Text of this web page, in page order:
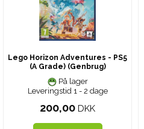
Lego Horizon Adventures - PS5
(A Grade) (Genbrug)
På lager
Leveringstid 1 - 2 dage
200,00 DKK